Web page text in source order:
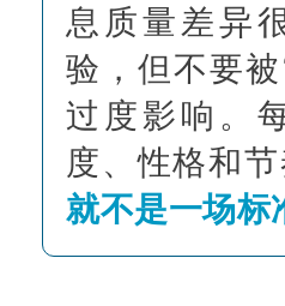
息质量差异
验，但不要
过度影响。
度、性格和
就不是一场标